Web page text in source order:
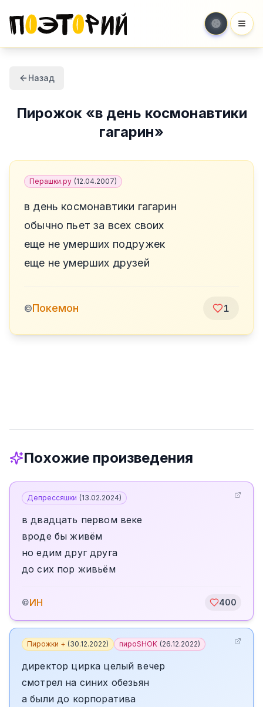
Назад
Пирожок«в день космонавтики
гагарин»
Перашки.ру (12.04.2007)
в день космонавтики гагарин
обычно пьет за всех своих
еще не умерших подружек
еще не умерших друзей
©Покемон 1
Похожие произведения
Депрессяшки (13.02.2024)
в двадцать первом веке
вроде бы живём
но едим друг друга
до сих пор живьём
©ИН 400
Пирожки + (30.12.2022) пироSHOK (26.12.2022)
директор цирка целый вечер
смотрел на синих обезьян
а были до корпоратива